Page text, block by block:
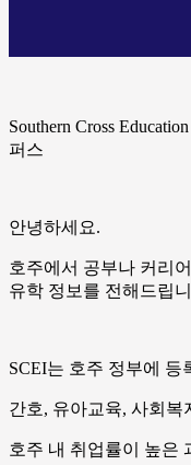
Southern Cross
퍼스
안녕하세요.
호주에서 공부나 커리
유학 정보를 전해드립
SCEI는 호주 정부에 등
간호, 유아교육, 사회복
호주 내 취업률이 높은